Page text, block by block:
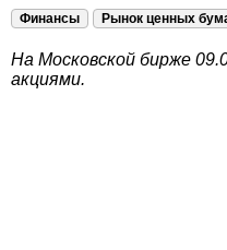
Финансы Рынок ценных
На Московской бирже
акциями.